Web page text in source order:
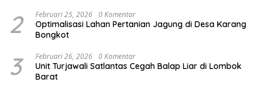
2 Februari 25, 2026 0 Komentar
Optimalisasi Lahan Pertanian Jagung di Desa Karang
Bongkot
3 Februari 26, 2026 0 Komentar
Unit Turjawali Satlantas Cegah Balap Liar di Lombok
Barat